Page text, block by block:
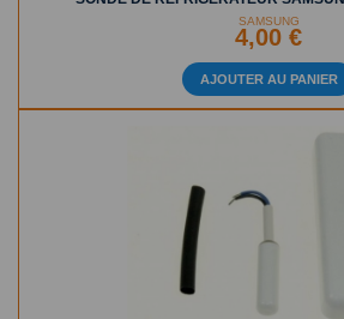
SAMSUNG
4,00 €
AJOUTER AU PANIER